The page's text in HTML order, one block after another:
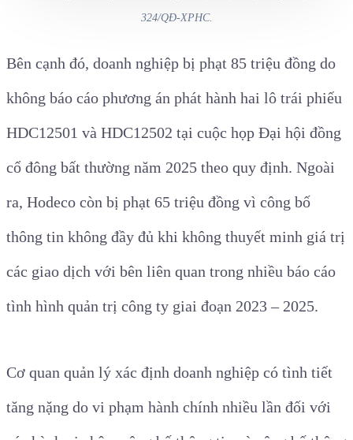
324/QĐ-XPHC.
Bên cạnh đó, doanh nghiệp bị phạt 85 triệu đồng do
không báo cáo phương án phát hành hai lô trái phiếu
HDC12501 và HDC12502 tại cuộc họp Đại hội đồng
cổ đông bất thường năm 2025 theo quy định. Ngoài
ra, Hodeco còn bị phạt 65 triệu đồng vì công bố
thông tin không đầy đủ khi không thuyết minh giá trị
các giao dịch với bên liên quan trong nhiều báo cáo
tình hình quản trị công ty giai đoạn 2023 – 2025.
Cơ quan quản lý xác định doanh nghiệp có tình tiết
tăng nặng do vi phạm hành chính nhiều lần đối với